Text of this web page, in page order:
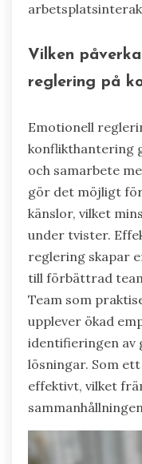
Vilken
reglering på
Emotionell
konflikthantering
och samarbete
gör det möjligt
känslor, vilket
under tvister.
reglering skapar
till förbättrad
Team som
upplever ökad
identifieringen av
lösningar. Som
effektivt, vilket